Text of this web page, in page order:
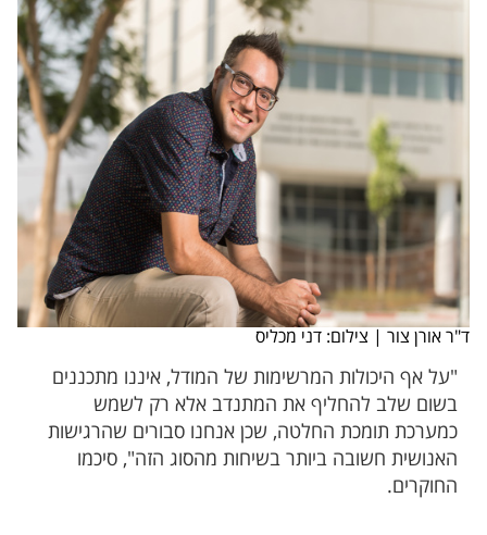
ד"ר אורן צור | צילום: דני מכליס
"על אף היכולות המרשימות של המודל, איננו מתכננים
בשום שלב להחליף את המתנדב אלא רק לשמש
כמערכת תומכת החלטה, שכן אנחנו סבורים שהרגישות
האנושית חשובה ביותר בשיחות מהסוג הזה", סיכמו
החוקרים.